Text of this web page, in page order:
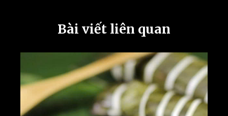
Bài viết liên quan